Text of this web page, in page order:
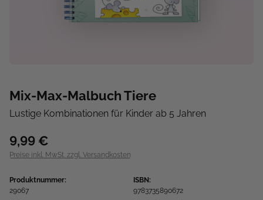
Mix-Max-Malbuch Tiere
Lustige Kombinationen für Kinder ab 5 Jahren
9,99 €
Preise inkl. MwSt. zzgl. Versandkosten
Produktnummer:
29067
ISBN:
9783735890672